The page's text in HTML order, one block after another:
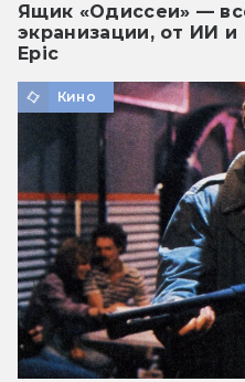
Ящик «Одиссеи» —
экранизации, от ИИ
Epic
Кино